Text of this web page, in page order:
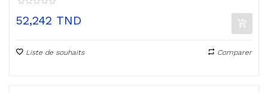
Prix
52,242 TND
Liste de souhaits Comparer